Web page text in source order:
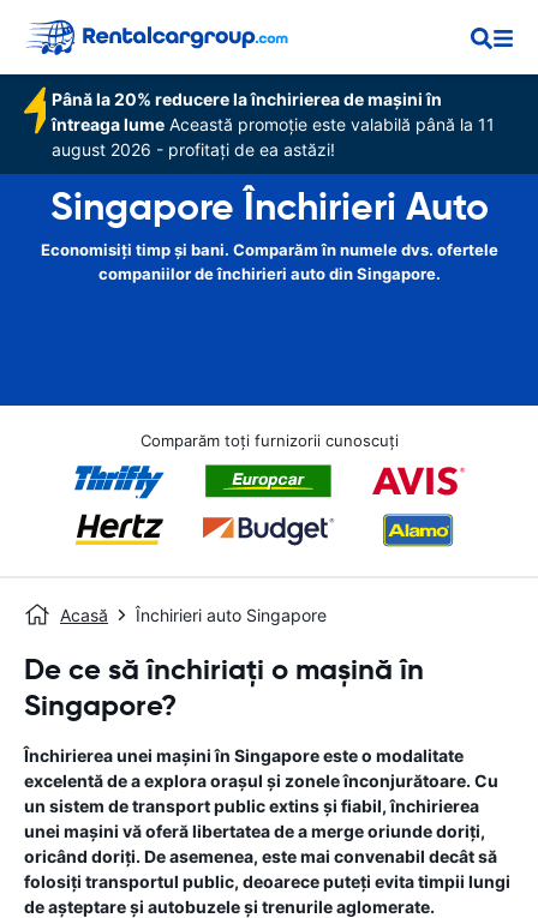
Până la 20% reducere la închirierea de mașini în
întreaga lume Această promoție este valabilă până la 11
august 2026 - profitați de ea astăzi!
Singapore Închirieri Auto
Economisiți timp și bani. Comparăm în numele dvs. ofertele
companiilor de închirieri auto din Singapore.
Comparăm toți furnizorii cunoscuți
Acasă Închirieri auto Singapore
De ce să închiriați o mașină în
Singapore?
Închirierea unei mașini în Singapore este o modalitate
excelentă de a explora orașul și zonele înconjurătoare. Cu
un sistem de transport public extins și fiabil, închirierea
unei mașini vă oferă libertatea de a merge oriunde doriți,
oricând doriți. De asemenea, este mai convenabil decât să
folosiți transportul public, deoarece puteți evita timpii lungi
de așteptare și autobuzele și trenurile aglomerate.